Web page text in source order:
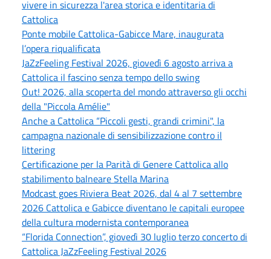
vivere in sicurezza l'area storica e identitaria di
Cattolica
Ponte mobile Cattolica-Gabicce Mare, inaugurata
l’opera riqualificata
JaZzFeeling Festival 2026, giovedì 6 agosto arriva a
Cattolica il fascino senza tempo dello swing
Out! 2026, alla scoperta del mondo attraverso gli occhi
della "Piccola Amélie"
Anche a Cattolica “Piccoli gesti, grandi crimini", la
campagna nazionale di sensibilizzazione contro il
littering
Certificazione per la Parità di Genere Cattolica allo
stabilimento balneare Stella Marina
Modcast goes Riviera Beat 2026, dal 4 al 7 settembre
2026 Cattolica e Gabicce diventano le capitali europee
della cultura modernista contemporanea
“Florida Connection”, giovedì 30 luglio terzo concerto di
Cattolica JaZzFeeling Festival 2026